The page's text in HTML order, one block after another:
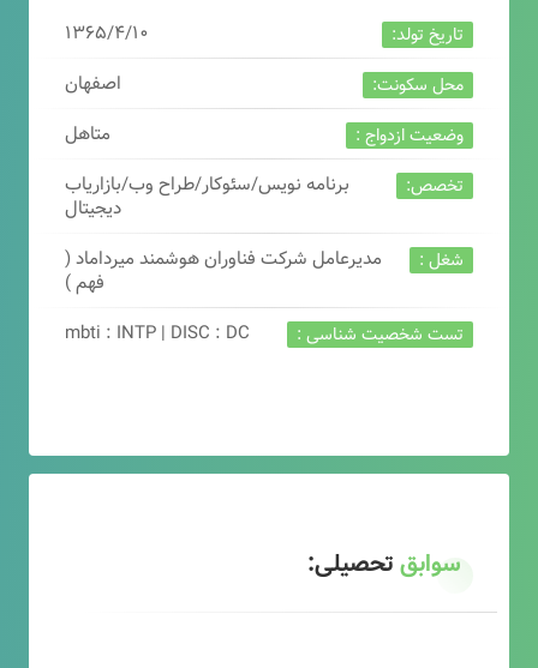
تاریخ تولد: ۱۳۶۵/۴/۱۰
محل سکونت: اصفهان
وضعیت ازدواج : متاهل
تخصص:
برنامه نویس/سئوکار/طراح وب/بازاریاب
دیجیتال
شغل :
مدیرعامل شرکت فناوران هوشمند میرداماد (
فهم )
تست شخصیت شناسی : mbti : INTP | DISC : DC
سوابقتحصیلی: